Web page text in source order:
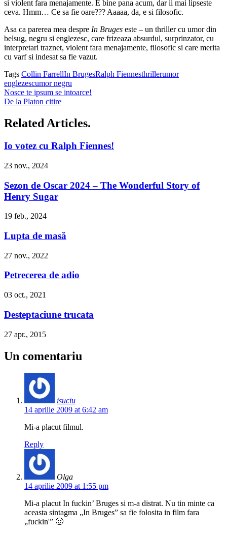
si violent fara menajamente. E bine pana acum, dar ii mai lipseste
ceva. Hmm… Ce sa fie oare??? Aaaaa, da, e si filosofic.
Asa ca parerea mea despre In Bruges este – un thriller cu umor din
belsug, negru si englezesc, care frizeaza absurdul, surprinzator, cu
interpretari traznet, violent fara menajamente, filosofic si care merita
cu varf si indesat sa fie vazut.
Tags Collin FarrellIn BrugesRalph Fiennesthrillerumor
englezescumor negru
Nosce te ipsum se intoarce!
De la Platon citire
Related Articles.
Io votez cu Ralph Fiennes!
23 nov., 2024
Sezon de Oscar 2024 – The Wonderful Story of
Henry Sugar
19 feb., 2024
Lupta de masă
27 nov., 2022
Petrecerea de adio
03 oct., 2021
Desteptaciune trucata
27 apr., 2015
Un comentariu
isuciu
14 aprilie 2009 at 6:42 am
Mi-a placut filmul.
Reply
Olga
14 aprilie 2009 at 1:55 pm
Mi-a placut In fuckin’ Bruges si m-a distrat. Nu tin minte ca
aceasta sintagma „In Bruges” sa fie folosita in film fara
„fuckin'” 🙂